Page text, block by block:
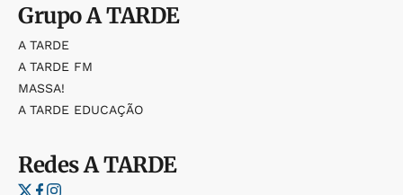
GrupoA TARDE
A TARDE
A TARDE FM
MASSA!
A TARDE EDUCAÇÃO
RedesA TARDE